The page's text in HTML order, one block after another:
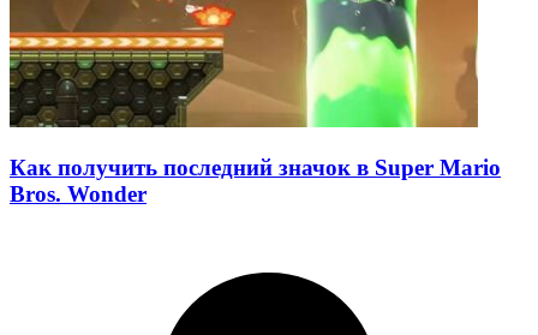
Как получить последний значок в Super Mario
Bros. Wonder